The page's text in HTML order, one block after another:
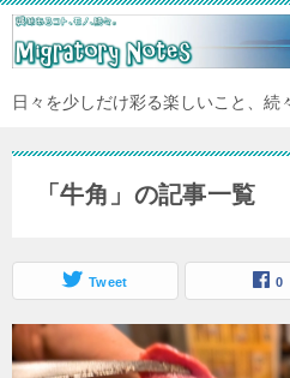
日々を少しだけ彩る楽しいこと、続
「牛角」の記事一覧
Tweet 0